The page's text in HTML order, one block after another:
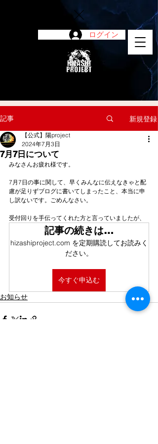
ログイン
記事 新規登録
7月7日について
【公式】陽project
2024年7月3日
みなさんお疲れ様です。
7月7日の事に関して、早くみんなに伝えなきゃと配
慮が足りずブログに書いてしまったこと、本当に申
し訳ないです。ごめんなさい。
受付回りを手伝ってくれた方と言っていましたが、
記事の続きは…
hizashiproject.com を定期購読してお読みく
ださい。
今すぐ申込む
お知らせ